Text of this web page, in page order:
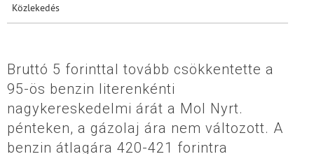
Közlekedés
Bruttó 5 forinttal tovább csökkentette a
95-ös benzin literenkénti
nagykereskedelmi árát a Mol Nyrt.
pénteken, a gázolaj ára nem változott. A
benzin átlagára 420-421 forintra